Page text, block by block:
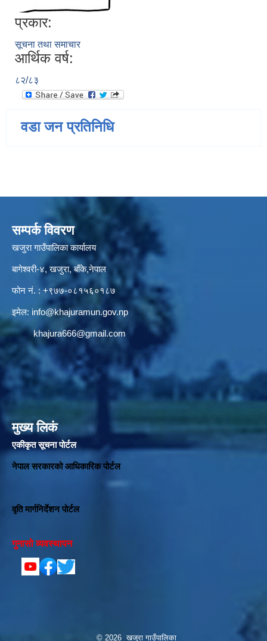
प्रकार:
सूचना तथा समाचार
आर्थिक वर्ष:
८२/८३
वडा जन प्रतिनिधि
सम्पर्क विवरण
खजुरा गाउँपालिका कार्यालय
बागेश्वरी-४, खजुरा, बाँके,नेपाल
फोन नं. : +९७७-०८१५६०१८७
इमेल: info@khajuramun.gov.np
khajura666@gmail.com
मुख्य लिकं
एकीकृत सूचना पोर्टल
नेपाल सरकारको आधिकारिक पोर्टल
वृति मार्गनिर्देशन पोर्टल
गुनासो व्यवस्थापन
© 2026 खजुरा गाउँपालिका